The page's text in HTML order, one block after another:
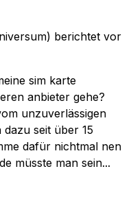
berichtet vor
sim karte
anbieter gehe?
unzuverlässigen
seit über 15
dafür nichtmal nen
müsste man sein...